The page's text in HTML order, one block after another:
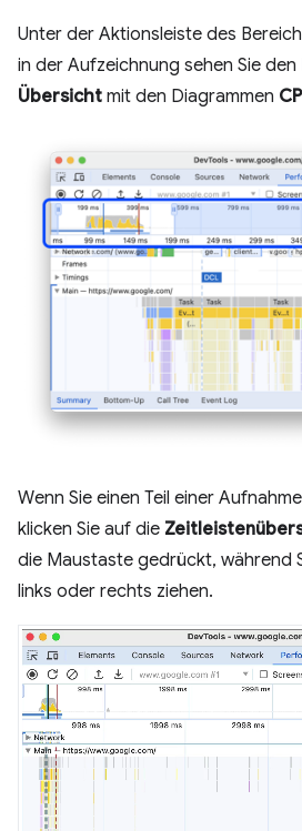
Unter der Aktionsleiste des
in der Aufzeichnung sehen Sie den
Übersicht mit den Diagrammen
Wenn Sie einen Teil einer
klicken Sie auf die
die Maustaste gedrückt, während
links oder rechts ziehen.